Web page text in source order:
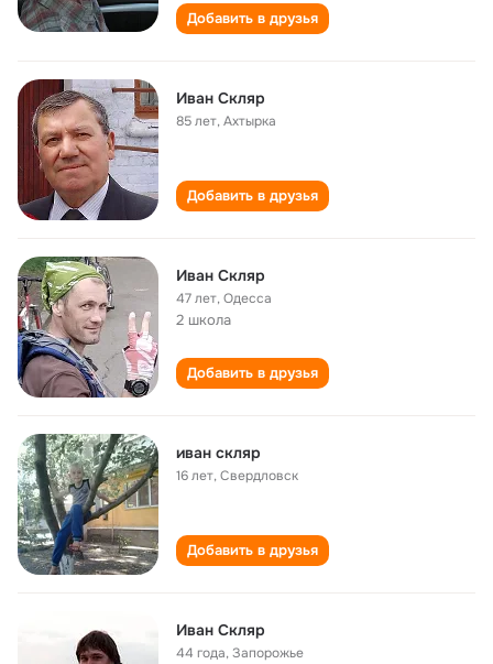
Добавить в друзья
Иван Скляр
85 лет,Ахтырка
Добавить в друзья
Иван Скляр
47 лет,Одесса
2 школа
Добавить в друзья
иван скляр
16 лет,Свердловск
Добавить в друзья
Иван Скляр
44 года,Запорожье